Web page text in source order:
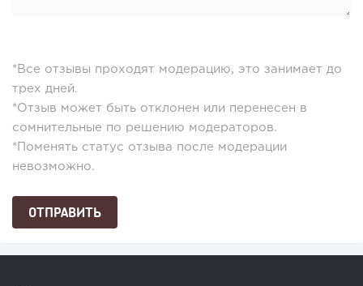
*Все отзывы проходят модерацию, это занимает до
трех дней.
*Отзыв может быть отклонен или перенесен в
сомнительные по решению модераторов.
*Поменять статус отзыва после модерации
невозможно.